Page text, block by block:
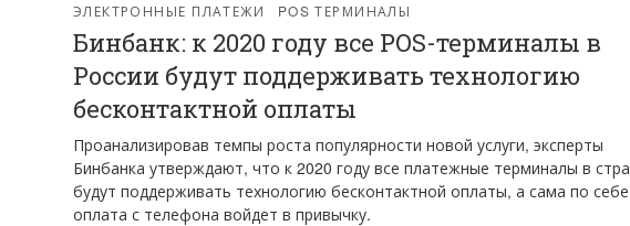
ЭЛЕКТРОННЫЕ ПЛАТЕЖИ POS ТЕРМИНАЛЫ
Бинбанк: к 2020 году все POS-терминалы в
России будут поддерживать технологию
бесконтактной оплаты
Проанализировав темпы роста популярности новой услуги, эксперты
Бинбанка утверждают, что к 2020 году все платежные терминалы в
будут поддерживать технологию бесконтактной оплаты, а сама по себе
оплата с телефона войдет в привычку.